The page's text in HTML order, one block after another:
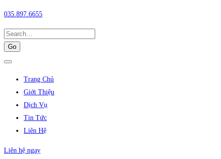
035.897.6655
Search
for:
Trang Chủ
Giới Thiệu
Dịch Vụ
Tin Tức
Liên Hệ
Liên hệ ngay